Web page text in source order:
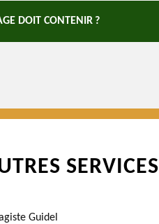
DOIT CONTENIR ?
SERVICES
Guidel